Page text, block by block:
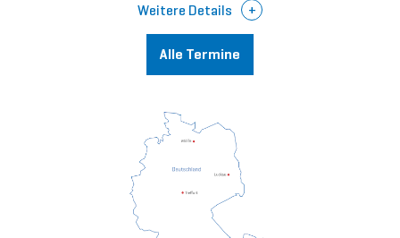
Weitere Details
Alle Termine